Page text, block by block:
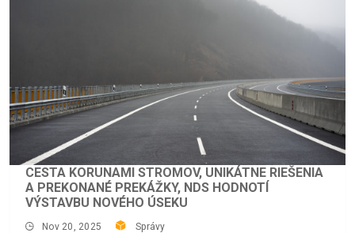
CESTA KORUNAMI STROMOV, UNIKÁTNE RIEŠENIA
A PREKONANÉ PREKÁŽKY, NDS HODNOTÍ
VÝSTAVBU NOVÉHO ÚSEKU
Nov 20, 2025 Správy